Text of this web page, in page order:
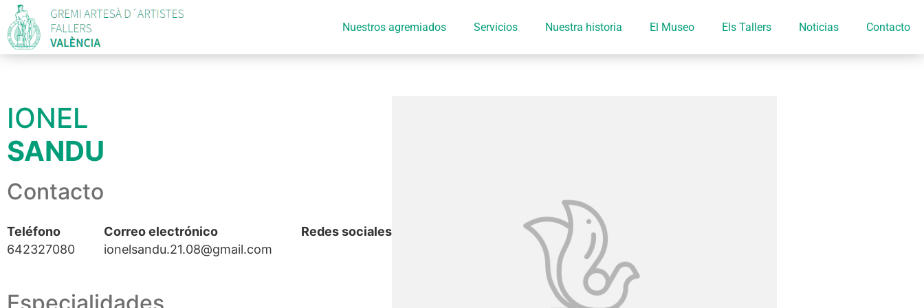
Nuestros agremiados Servicios Nuestra historia El Museo Els Tallers Noticias Contacto
IONEL
SANDU
Contacto
Teléfono
642327080
Correo electrónico
ionelsandu.21.08@gmail.com
Redes sociales